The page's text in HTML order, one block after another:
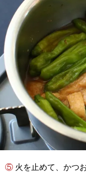
⑤ 火を止めて、かつお節（ひとつまみ：1g）を加え、その